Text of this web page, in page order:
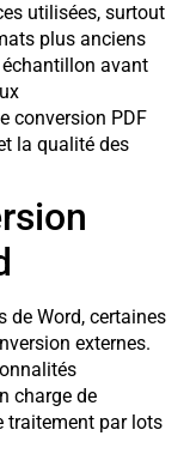
utilisées, surtout
plus anciens
avant
conversion PDF
la qualité des
de Word, certaines
externes.
charge de
traitement par lots